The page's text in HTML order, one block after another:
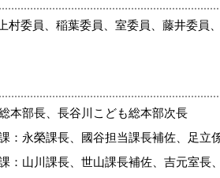
村委員、稲葉委員、室委員、藤井委員
本部長、長谷川こども総本部次長
：永榮課長、國谷担当課長補佐、足立
：山川課長、世山課長補佐、吉元室長